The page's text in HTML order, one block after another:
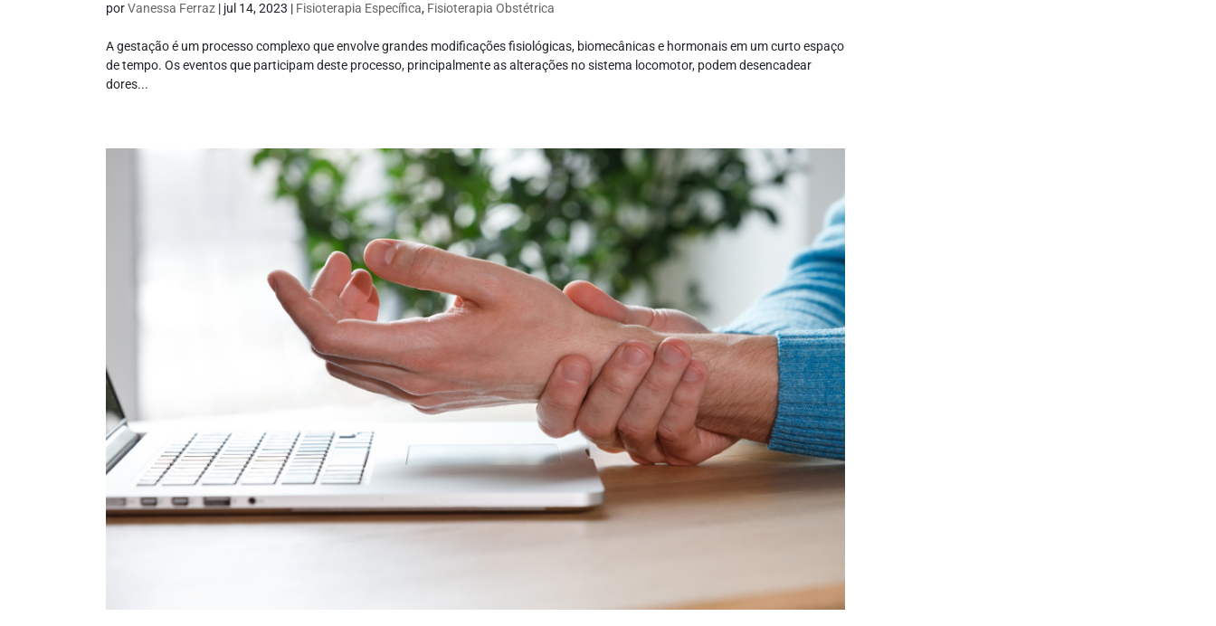
porVanessa Ferraz | jul 14, 2023 | Fisioterapia Específica, Fisioterapia Obstétrica
A gestação é um processo complexo que envolve grandes modificações fisiológicas, biomecânicas e hormonais em um curto espaço
de tempo. Os eventos que participam deste processo, principalmente as alterações no sistema locomotor, podem desencadear
dores...